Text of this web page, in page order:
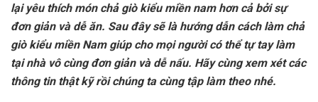
lại yêu thích món chả giò kiểu miền nam hơn cả bởi sự
đơn giản và dễ ăn. Sau đây sẽ là hướng dẫn cách làm chả
giò kiểu miền Nam giúp cho mọi người có thể tự tay làm
tại nhà vô cùng đơn giản và dễ nấu. Hãy cùng xem xét các
thông tin thật kỹ rồi chúng ta cùng tập làm theo nhé.